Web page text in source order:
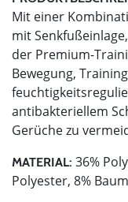
Mit einer
mit Senkfußeinlage,
der Premium-
Bewegung,
antibakteriellem
Gerüche zu
MATERIAL: 36%
Polyester, 8%